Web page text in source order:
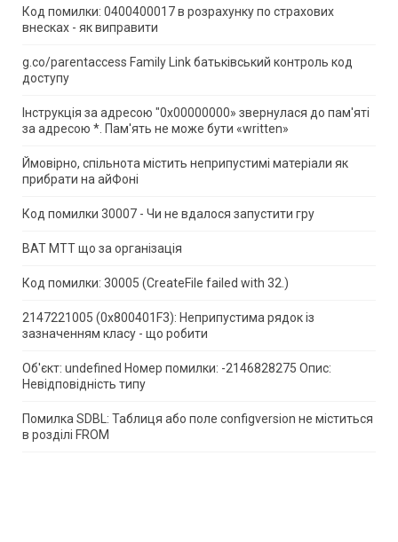
Код помилки: 0400400017 в розрахунку по страхових
внесках - як виправити
g.co/parentaccess Family Link батьківський контроль код
доступу
Інструкція за адресою "0x00000000» звернулася до пам'яті
за адресою *. Пам'ять не може бути «written»
Ймовірно, спільнота містить неприпустимі матеріали як
прибрати на айФоні
Код помилки 30007 - Чи не вдалося запустити гру
ВАТ МТТ що за організація
Код помилки: 30005 (CreateFile failed with 32.)
2147221005 (0x800401F3): Неприпустима рядок із
зазначенням класу - що робити
Об'єкт: undefined Номер помилки: -2146828275 Опис:
Невідповідність типу
Помилка SDBL: Таблиця або поле configversion не міститься
в розділі FROM